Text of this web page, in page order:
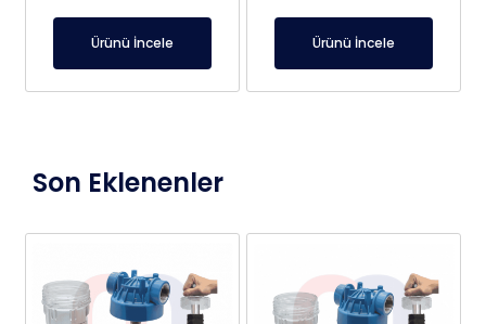
Ürünü İncele Ürünü İncele
Son Eklenenler